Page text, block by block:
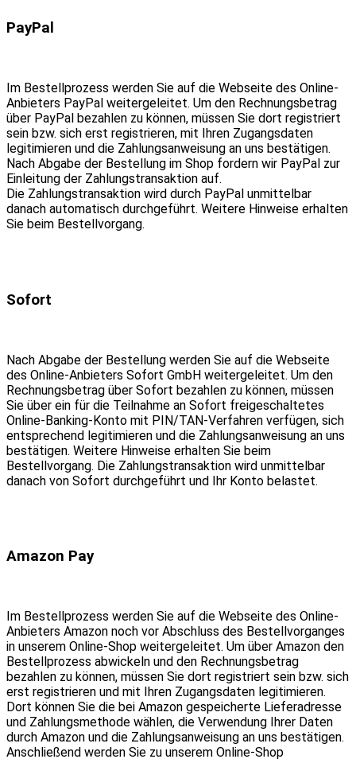
PayPal
Im Bestellprozess werden Sie auf die Webseite des Online-
Anbieters PayPal weitergeleitet. Um den Rechnungsbetrag
über PayPal bezahlen zu können, müssen Sie dort registriert
sein bzw. sich erst registrieren, mit Ihren Zugangsdaten
legitimieren und die Zahlungsanweisung an uns bestätigen.
Nach Abgabe der Bestellung im Shop fordern wir PayPal zur
Einleitung der Zahlungstransaktion auf.
Die Zahlungstransaktion wird durch PayPal unmittelbar
danach automatisch durchgeführt. Weitere Hinweise erhalten
Sie beim Bestellvorgang.
Sofort
Nach Abgabe der Bestellung werden Sie auf die Webseite
des Online-Anbieters Sofort GmbH weitergeleitet. Um den
Rechnungsbetrag über Sofort bezahlen zu können, müssen
Sie über ein für die Teilnahme an Sofort freigeschaltetes
Online-Banking-Konto mit PIN/TAN-Verfahren verfügen, sich
entsprechend legitimieren und die Zahlungsanweisung an uns
bestätigen. Weitere Hinweise erhalten Sie beim
Bestellvorgang. Die Zahlungstransaktion wird unmittelbar
danach von Sofort durchgeführt und Ihr Konto belastet.
Amazon Pay
Im Bestellprozess werden Sie auf die Webseite des Online-
Anbieters Amazon noch vor Abschluss des Bestellvorganges
in unserem Online-Shop weitergeleitet. Um über Amazon den
Bestellprozess abwickeln und den Rechnungsbetrag
bezahlen zu können, müssen Sie dort registriert sein bzw. sich
erst registrieren und mit Ihren Zugangsdaten legitimieren.
Dort können Sie die bei Amazon gespeicherte Lieferadresse
und Zahlungsmethode wählen, die Verwendung Ihrer Daten
durch Amazon und die Zahlungsanweisung an uns bestätigen.
Anschließend werden Sie zu unserem Online-Shop